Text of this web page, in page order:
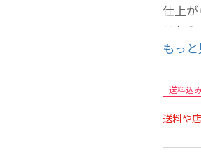
仕上が
これ
スモ
スモ
燻製
もっ
送料込み
送料や